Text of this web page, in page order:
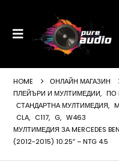
HOME
ОНЛАЙН МАГАЗИН
ПЛЕЙЪРИ И МУЛТИМЕДИИ, ПО
СТАНДАРТНА МУЛТИМЕДИЯ,
CLA, C117, G, W463
МУЛТИМЕДИЯ ЗА MERCEDES
(2012-2015) 10.25″ – NTG 4.5